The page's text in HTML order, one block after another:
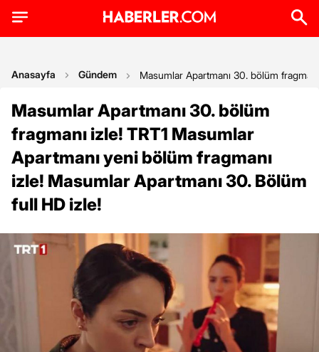
Anasayfa Gündem Masumlar Apartmanı 30. bölüm
Masumlar Apartmanı 30. bölüm
fragmanı izle! TRT1 Masumlar
Apartmanı yeni bölüm fragmanı
izle! Masumlar Apartmanı 30. Bölüm
full HD izle!